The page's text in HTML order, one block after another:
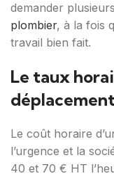
demander
plombier, à la fois
travail bien fait.
Le taux
Le coût horaire
l’urgence et la
40 et 70 € HT